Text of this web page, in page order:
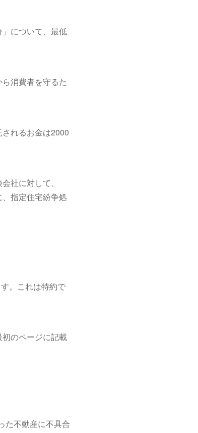
について、最低
消費者を守るた
れるお金は2000
社に対して、
指定住宅紛争処
。これは特約で
のページに記載
た不動産に不具合